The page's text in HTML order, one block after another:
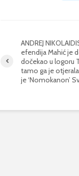
ANDREJ
efendija Mahić je
dočekao u logoru
tamo ga je
je ‘Nomokanon’